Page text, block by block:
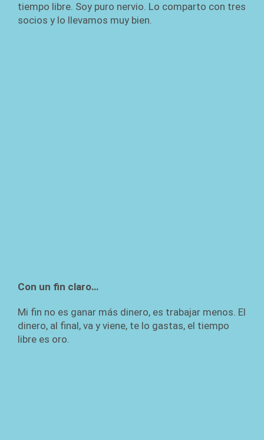
tiempo libre. Soy puro nervio. Lo comparto con tres
socios y lo llevamos muy bien.
Con un fin claro…
Mi fin no es ganar más dinero, es trabajar menos. El
dinero, al final, va y viene, te lo gastas, el tiempo
libre es oro.